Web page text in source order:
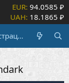
EUR: 94.0585 ₽
UAH: 18.1865 ₽
Регистрация